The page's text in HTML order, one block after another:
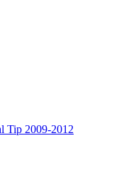
Tip 2009-2012